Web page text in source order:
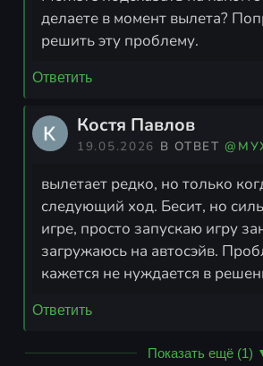
делаете в момент вылета?
решить эту проблему.
Ответить
Костя Павлов
19.05.2026 В ОТВЕТ
вылетает редко, но только
следующий ход. Бесит, но
игре, просто запускаю игру
загружаюсь на автосэйв.
кажется не нуждается в
Ответить
Показать ещё (1)